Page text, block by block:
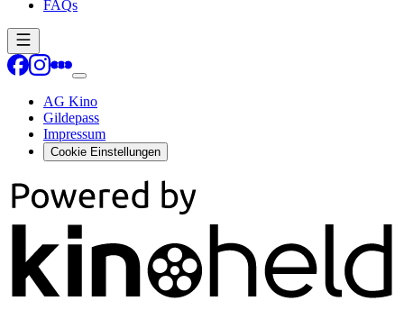
FAQs
AG Kino
Gildepass
Impressum
Cookie Einstellungen